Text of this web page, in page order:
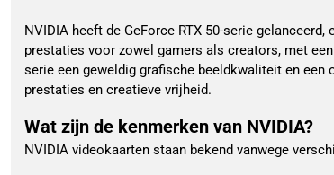
NVIDIA heeft de GeForce RTX 50-serie
prestaties voor zowel gamers als creators, met
serie een geweldig grafische beeldkwaliteit en een
prestaties en creatieve vrijheid.
Wat zijn de kenmerken van NVIDIA?
NVIDIA videokaarten staan bekend vanwege